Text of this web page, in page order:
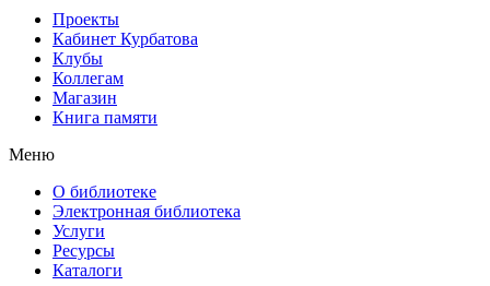
Проекты
Кабинет Курбатова
Клубы
Коллегам
Магазин
Книга памяти
Меню
О библиотеке
Электронная библиотека
Услуги
Ресурсы
Каталоги